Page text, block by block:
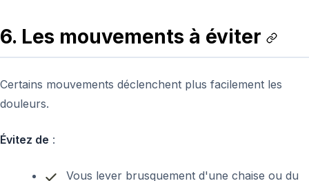
6. Les mouvements à éviter
Certains mouvements déclenchent plus facilement les
douleurs.
Évitez de :
Vous lever brusquement d'une chaise ou du